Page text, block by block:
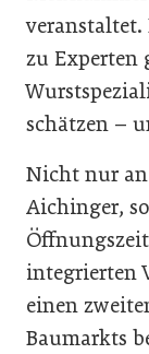
veranstaltet.
zu Experten
schätzen –
Nicht nur an
Aichinger,
integrierten
einen
Baumarkts